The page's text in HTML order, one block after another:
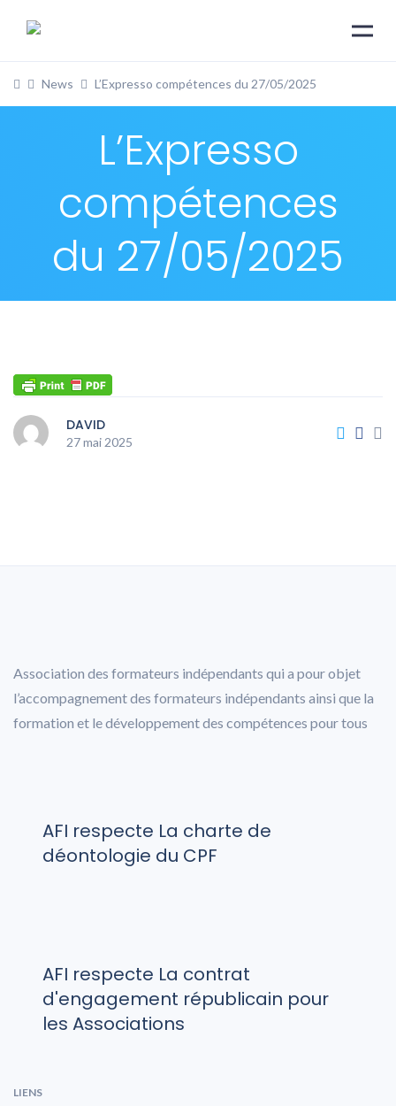
News L’Expresso compétences du 27/05/2025
L’Expresso
compétences
du 27/05/2025
DAVID
27 mai 2025
Association des formateurs indépendants qui a pour objet
l’accompagnement des formateurs indépendants ainsi que la
formation et le développement des compétences pour tous
AFI respecte La charte de
déontologie du CPF
AFI respecte La contrat
d'engagement républicain pour
les Associations
LIENS